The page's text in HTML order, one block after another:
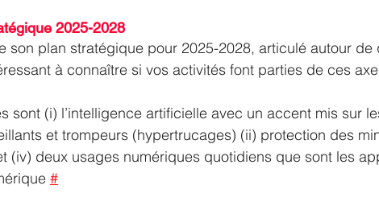
2025-2028
son plan stratégique pour 2025-2028, articulé autour de
à connaître si vos activités font parties de ces
sont (i) l’intelligence artificielle avec un accent mis sur
et trompeurs (hypertrucages) (ii) protection des
(iv) deux usages numériques quotidiens que sont les
#